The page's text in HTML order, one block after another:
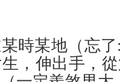
時某地（忘
，伸出手，